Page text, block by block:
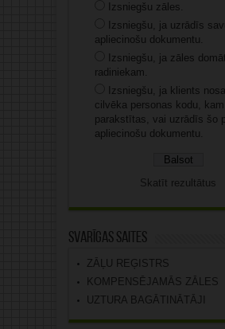
Izsniegšu zāles.
Izsniegšu, ja uzrādīs
apliecinošu dokumentu.
Izsniegšu, ja zāles
radiniekam.
Izsniegšu, ja klients
cilvēka personas kodu,
parakstītas, vai uzrādīs šo
apliecinošu dokumentu.
Skatīt rezultātus
Svarīgas saites
ZĀĻU REĢISTRS
KOMPENSĒJAMĀS ZĀLES
UZTURA BAGĀTINĀTĀJI